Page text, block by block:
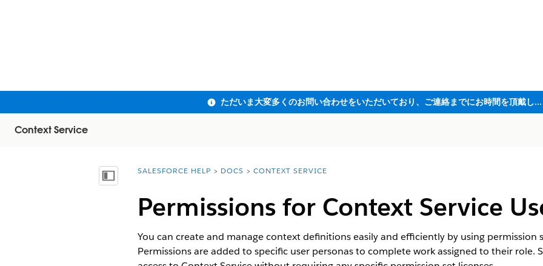
ただいま大変多くのお問い合わせをいただいており、ご連絡までにお時間を頂戴しております
Context Service
目次を表示You are here:
SALESFORCE HELP DOCS CONTEXT SERVICE
Permissions for Context Service
You can create and manage context definitions easily and efficiently by using permission
Permissions are added to specific user personas to complete work assigned to their role.